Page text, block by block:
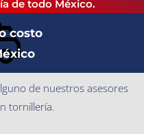
de todo México.
costo
de nuestros asesores
tornillería.